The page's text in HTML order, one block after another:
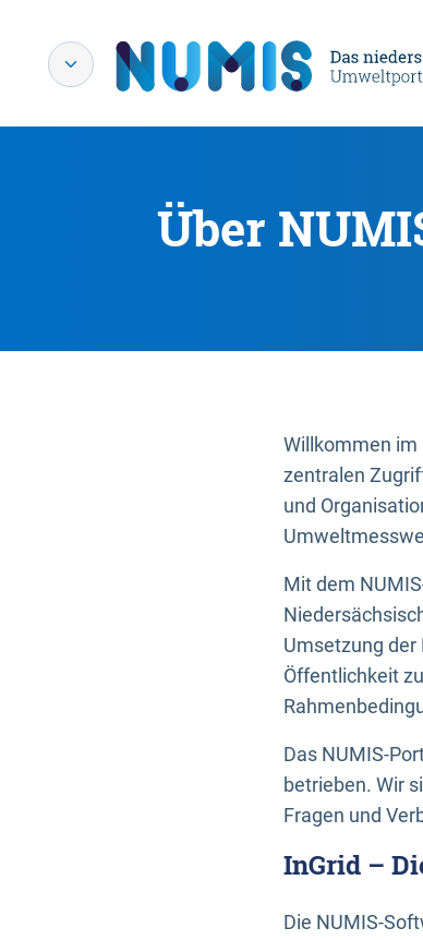
Über
Willkommen im
zentralen
und
Mit dem
Umsetzung der
Öffentlichkeit
Das NUMIS-
betrieben. Wir
Fragen und
InGrid –
Die NUMIS-